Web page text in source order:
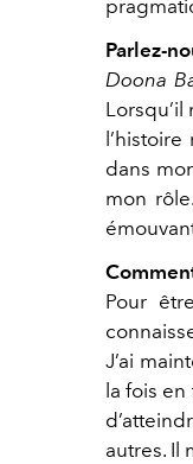
Parlez-
Doona
dans
mon
Pour
J’ai
la fois
autres. Il